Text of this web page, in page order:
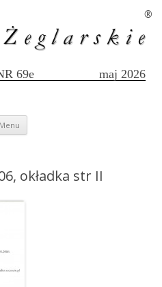
69e maj 2026
®
Menu Przejdź
okładka str II